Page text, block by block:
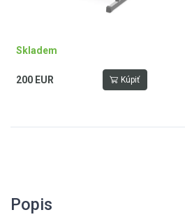
Skladem
200 EUR Kúpiť
Popis